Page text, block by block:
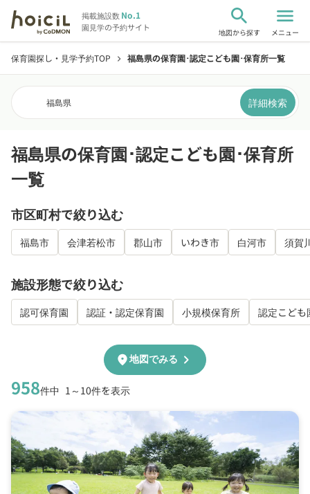
掲載施設数No.1
園見学の予約サイト
search
地図から探す
menu
メニュー
保育園探し・見学予約TOP chevron_right 福島県の保育園･認定こども園･保育所一覧
福島県 詳細検索
福島県の保育園･認定こども園･保育所
一覧
市区町村で絞り込む
福島市 会津若松市 郡山市 いわき市 白河市 須賀
施設形態で絞り込む
認可保育園 認証・認定保育園 小規模保育所 認定こども
958件中 1～10件を表示
location_on地図でみる chevron_right